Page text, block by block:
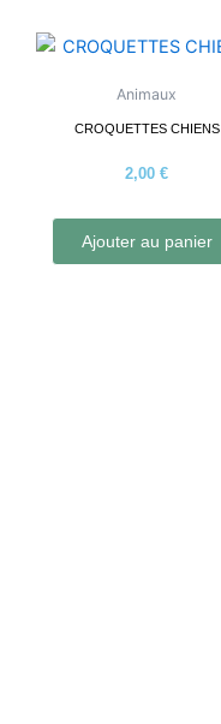
Animaux
CROQUETTES CHIENS
2,00 €
Ajouter au panier